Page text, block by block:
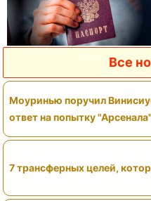
Все
Моуринью поручил
ответ на попытку "Арсенала"
7 трансферных целей,